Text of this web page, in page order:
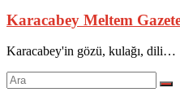
Karacabey Meltem
Karacabey'in gözü, kulağı, dili…